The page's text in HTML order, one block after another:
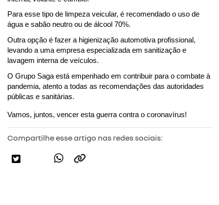
Para esse tipo de limpeza veicular, é recomendado o uso de
água e sabão neutro ou de álcool 70%.
Outra opção é fazer a higienização automotiva profissional,
levando a uma empresa especializada em sanitização e
lavagem interna de veículos.
O Grupo Saga está empenhado em contribuir para o combate à
pandemia, atento a todas as recomendações das autoridades
públicas e sanitárias.
Vamos, juntos, vencer esta guerra contra o coronavírus!
Compartilhe esse artigo nas redes sociais: